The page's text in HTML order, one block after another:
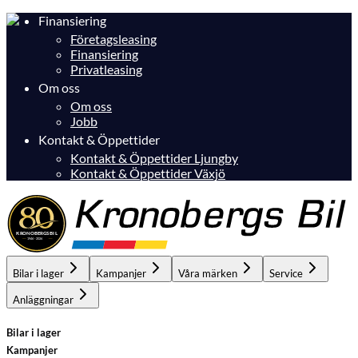
Finansiering
Företagsleasing
Finansiering
Privatleasing
Om oss
Om oss
Jobb
Kontakt & Öppettider
Kontakt & Öppettider Ljungby
Kontakt & Öppettider Växjö
Bilar i lager Kampanjer Våra märken Service
Anläggningar
Bilar i lager
Kampanjer